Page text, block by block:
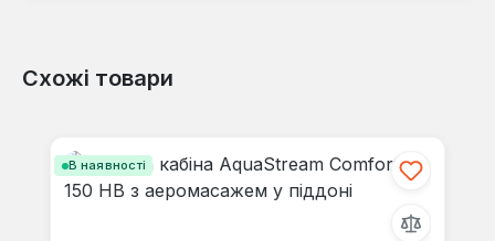
Відгуків не знайдено. Поділіться
Схожі товари
В наявності